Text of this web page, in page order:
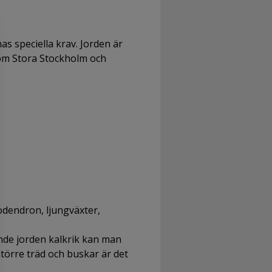
speciella krav. Jorden är
Stora Stockholm och
ljungväxter,
jorden kalkrik kan man
träd och buskar är det